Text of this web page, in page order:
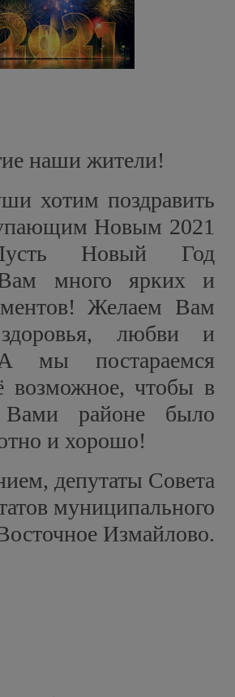
наши жители!
хотим поздравить
Новым 2021
Новый Год
много ярких и
Желаем Вам
любви и
мы постараемся
возможное, чтобы в
районе было
и хорошо!
депутаты Совета
муниципального
Измайлово.